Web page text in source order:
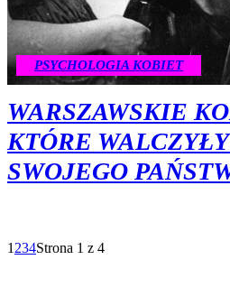
PSYCHOLOGIA KOBIET
WARSZAWSKIE
KTÓRE
SWOJEGO
1 234Strona 1 z 4